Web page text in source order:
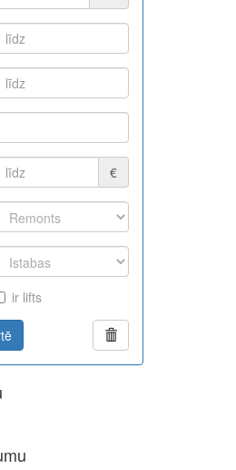
€
ir lifts